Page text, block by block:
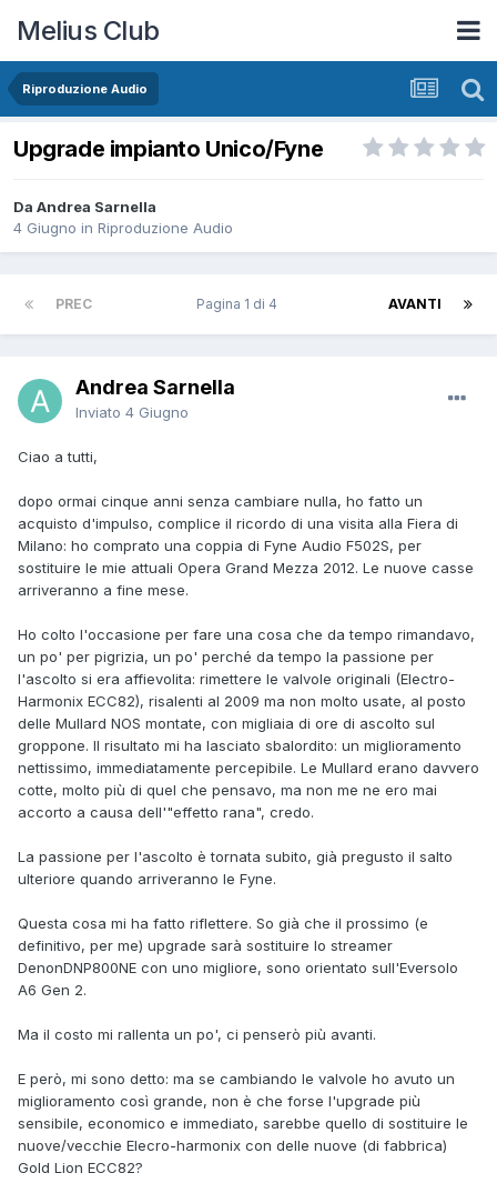
Melius Club
Riproduzione Audio
Upgrade impianto Unico/Fyne
Da Andrea Sarnella
4 Giugno in Riproduzione Audio
PREC AVANTI
Pagina 1 di 4
Andrea Sarnella
Inviato 4 Giugno
Ciao a tutti,
dopo ormai cinque anni senza cambiare nulla, ho fatto un
acquisto d'impulso, complice il ricordo di una visita alla Fiera di
Milano: ho comprato una coppia di Fyne Audio F502S, per
sostituire le mie attuali Opera Grand Mezza 2012. Le nuove casse
arriveranno a fine mese.
Ho colto l'occasione per fare una cosa che da tempo rimandavo,
un po' per pigrizia, un po' perché da tempo la passione per
l'ascolto si era affievolita: rimettere le valvole originali (Electro-
Harmonix ECC82), risalenti al 2009 ma non molto usate, al posto
delle Mullard NOS montate, con migliaia di ore di ascolto sul
groppone. Il risultato mi ha lasciato sbalordito: un miglioramento
nettissimo, immediatamente percepibile. Le Mullard erano davvero
cotte, molto più di quel che pensavo, ma non me ne ero mai
accorto a causa dell'"effetto rana", credo.
La passione per l'ascolto è tornata subito, già pregusto il salto
ulteriore quando arriveranno le Fyne.
Questa cosa mi ha fatto riflettere. So già che il prossimo (e
definitivo, per me) upgrade sarà sostituire lo streamer
DenonDNP800NE con uno migliore, sono orientato sull'Eversolo
A6 Gen 2.
Ma il costo mi rallenta un po', ci penserò più avanti.
E però, mi sono detto: ma se cambiando le valvole ho avuto un
miglioramento così grande, non è che forse l'upgrade più
sensibile, economico e immediato, sarebbe quello di sostituire le
nuove/vecchie Elecro-harmonix con delle nuove (di fabbrica)
Gold Lion ECC82?